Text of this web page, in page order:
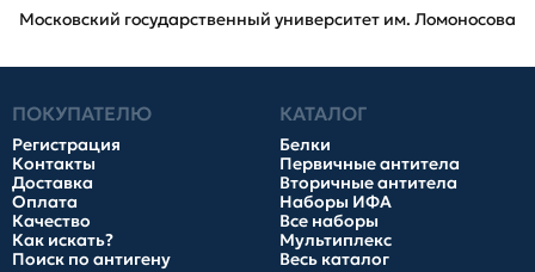
Московский государственный университет им. Ломоносова
ПОКУПАТЕЛЮ
Регистрация
Контакты
Доставка
Оплата
Качество
Как искать?
Поиск по антигену
КАТАЛОГ
Белки
Первичные антитела
Вторичные антитела
Наборы ИФА
Все наборы
Мультиплекс
Весь каталог